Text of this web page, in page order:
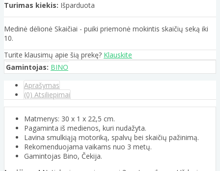
Turimas kiekis: Išparduota
Medinė dėlionė Skaičiai - puiki priemonė mokintis skaičių seką iki
10.
Turite klausimų apie šią prekę? Klauskite
Gamintojas: BINO
Aprašymas
(0) Atsiliepimai
Matmenys: 30 x 1 x 22,5 cm.
Pagaminta iš medienos, kuri nudažyta.
Lavina smulkiąją motoriką, spalvų bei skaičių pažinimą.
Rekomenduojama vaikams nuo 3 metų.
Gamintojas Bino, Čekija.